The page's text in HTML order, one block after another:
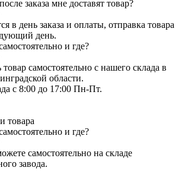
заказа мне доставят товар?
в день заказа и оплаты, отправка товара
день.
и где?
самостоятельно с нашего склада в
области.
с 8:00 до 17:00 Пн-Пт.
товара
и где?
самостоятельно на складе
завода.